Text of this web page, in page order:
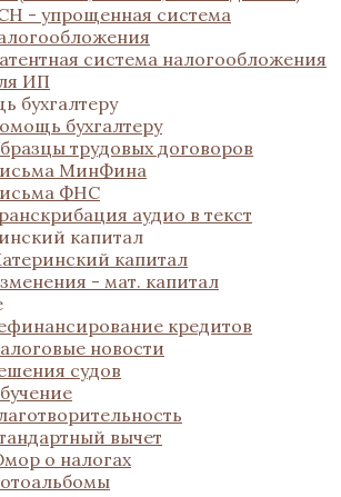
- упрощенная система
система налогообложения
ИП
бухгалтеру
бухгалтеру
трудовых договоров
МинФина
ФНС
аудио в текст
капитал
капитал
- мат. капитал
кредитов
новости
судов
вычет
о налогах